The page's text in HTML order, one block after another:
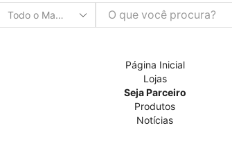
Entrada
Página Inicial
Lojas
Seja Parceiro
Produtos
Notícias